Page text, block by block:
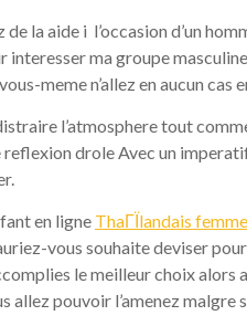
la aide i l’occasion d’un
interesser ma groupe
meme n’allez en aucun cas
l’atmosphere tout
drole Avec un
en ligne ThaГЇlandais
vous souhaite deviser
le meilleur choix alors
allez pouvoir l’amenez